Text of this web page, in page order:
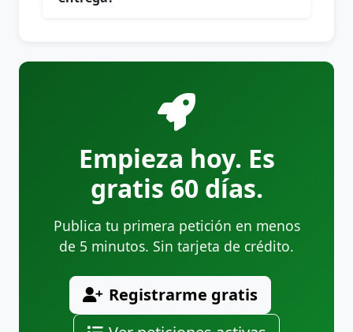
Empieza hoy. Es
gratis 60 días.
Publica tu primera petición en menos
de 5 minutos. Sin tarjeta de crédito.
Registrarme gratis